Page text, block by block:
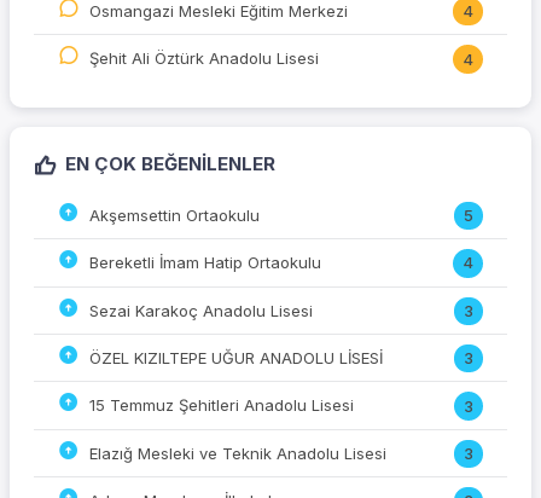
Osmangazi Mesleki Eğitim Merkezi 4
Şehit Ali Öztürk Anadolu Lisesi 4
EN ÇOK BEĞENILENLER
Akşemsettin Ortaokulu 5
Bereketli İmam Hatip Ortaokulu 4
Sezai Karakoç Anadolu Lisesi 3
ÖZEL KIZILTEPE UĞUR ANADOLU LİSESİ 3
15 Temmuz Şehitleri Anadolu Lisesi 3
Elazığ Mesleki ve Teknik Anadolu Lisesi 3